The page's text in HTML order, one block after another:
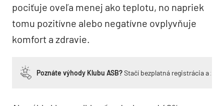
pociťuje oveľa menej ako teplotu, no napriek
tomu pozitívne alebo negatívne ovplyvňuje
komfort a zdravie.
Poznáte výhody Klubu ASB?Stačí bezplatná registrácia a